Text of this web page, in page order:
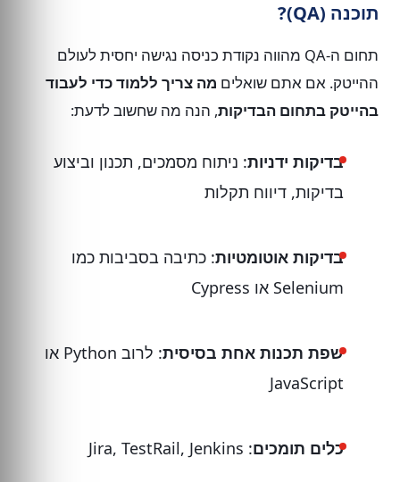
תוכנה (QA)?
תחום ה-QA מהווה נקודת כניסה נגישה יחסית לעולם
ההייטק. אם אתם שואלים מה צריך ללמוד כדי לעבוד
בהייטק בתחום הבדיקות, הנה מה שחשוב לדעת:
בדיקות ידניות: ניתוח מסמכים, תכנון וביצוע
בדיקות, דיווח תקלות
בדיקות אוטומטיות: כתיבה בסביבות כמו
Selenium או Cypress
שפת תכנות אחת בסיסית
: לרוב Python או
JavaScript
כלים תומכים: Jira, TestRail, Jenkins